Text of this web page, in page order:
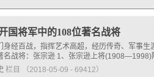
国将军中的108位著名战将
身经百战，指挥艺术高超，经历传奇、军事
名战将：张宗逊 1、张宗逊上将
栏目 （2018-05-09 - 69412）